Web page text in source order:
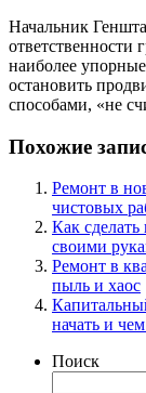
Начальник
ответственности
наиболее
остановить
способами, «не
Похожие
Ремонт в
чистовых
Как
своими
Ремонт в
пыль и хаос
начать и
Поиск